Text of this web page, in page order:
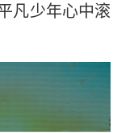
凡少年心中滚